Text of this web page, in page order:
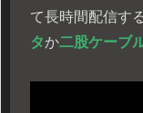
て長時間配信す
タか二股ケーブ